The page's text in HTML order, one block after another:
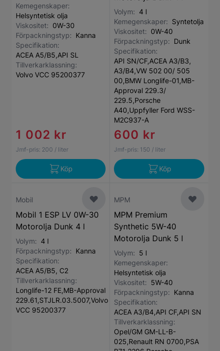
Kemegenskaper:
Helsyntetisk olja
Viskositet: 0W-30
Förpackningstyp: Kanna
Specifikation:
ACEA A5/B5,API SL
Tillverkarklassning:
Volvo VCC 95200377
1 002 kr
Jmf-pris: 200 / liter
Köp
Volym: 4 l
Kemegenskaper: Syntetolja
Viskositet: 0W-40
Förpackningstyp: Dunk
Specifikation:
API SN/CF,ACEA A3/B3,
A3/B4,VW 502 00/ 505
00,BMW Longlife-01,MB-
Approval 229.3/
229.5,Porsche
A40,Uppfyller Ford WSS-
M2C937-A
600 kr
Jmf-pris: 150 / liter
Köp
Mobil
Mobil 1 ESP LV 0W-30
Motorolja Dunk 4 l
Volym: 4 l
Förpackningstyp: Kanna
Specifikation:
ACEA A5/B5, C2
Tillverkarklassning:
Longlife-12 FE,MB-Approval
229.61,STJLR.03.5007,Volvo
VCC 95200377
MPM
MPM Premium
Synthetic 5W-40
Motorolja Dunk 5 l
Volym: 5 l
Kemegenskaper:
Helsyntetisk olja
Viskositet: 5W-40
Förpackningstyp: Kanna
Specifikation:
ACEA A3/B4,API CF,API SN
Tillverkarklassning:
Opel/GM GM-LL-B-
025,Renault RN 0700,PSA